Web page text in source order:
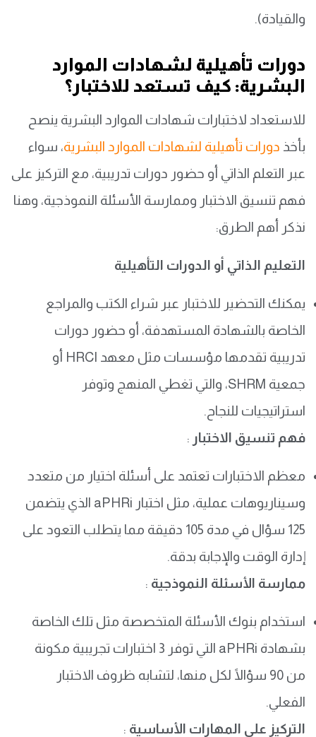
والقيادة).
دورات تأهيلية لشهادات الموارد
البشرية: كيف تستعد للاختبار؟
للاستعداد لاختبارات شهادات الموارد البشرية ينصح
بأخذ دورات تأهيلية لشهادات الموارد البشرية، سواء
عبر التعلم الذاتي أو حضور دورات تدريبية، مع التركيز على
فهم تنسيق الاختبار وممارسة الأسئلة النموذجية، وهنا
نذكر أهم الطرق:
التعليم الذاتي أو الدورات التأهيلية
يمكنك التحضير للاختبار عبر شراء الكتب والمراجع
الخاصة بالشهادة المستهدفة، أو حضور دورات
تدريبية تقدمها مؤسسات مثل معهد HRCI أو
جمعية SHRM، والتي تغطي المنهج وتوفر
استراتيجيات للنجاح.
فهم تنسيق الاختبار :
معظم الاختبارات تعتمد على أسئلة اختيار من متعدد
وسيناريوهات عملية، مثل اختبار aPHRi الذي يتضمن
125 سؤال في مدة 105 دقيقة مما يتطلب التعود على
إدارة الوقت والإجابة بدقة.
ممارسة الأسئلة النموذجية :
استخدام بنوك الأسئلة المتخصصة مثل تلك الخاصة
بشهادة aPHRi التي توفر 3 اختبارات تجريبية مكونة
من 90 سؤالًا لكل منها، لتشابه ظروف الاختبار
الفعلي.
التركيز على المهارات الأساسية :